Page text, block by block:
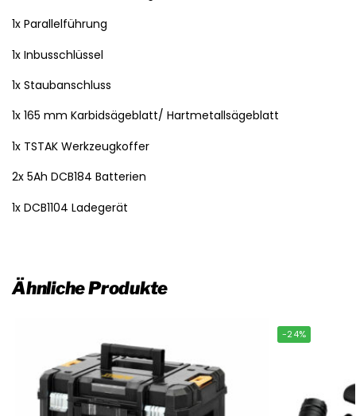
1x Parallelführung
1x Inbusschlüssel
1x Staubanschluss
1x 165 mm Karbidsägeblatt/ Hartmetallsägeblatt
1x TSTAK Werkzeugkoffer
2x 5Ah DCB184 Batterien
1x DCB1104 Ladegerät
Ähnliche Produkte
-24%